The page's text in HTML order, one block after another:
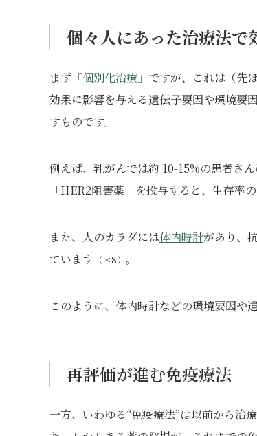
個々人にあった治療法で
まず 「個別化治療」 ですが、これは （先
効果に影響を与える遺伝子要因や環境要
すものです。
例えば、乳がんでは約 10-15%の患者さ
「HER2阻害薬」を投与すると、生存率
また、人のカラダには体内時計があり、
ています （＊8） 。
このように、体内時計などの環境要因や
再評価が進む免疫療法
一方、いわゆる“免疫療法”は以前から治